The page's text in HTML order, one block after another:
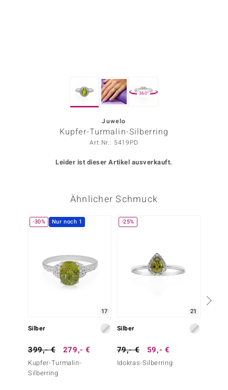
BY DE MELO
360°
Juwelo
Kupfer-Turmalin-Silberring
Art.Nr.: 5419PD
Leider ist dieser Artikel ausverkauft.
Ähnlicher Schmuck
-30% Nur noch 1
17
Silber
399,- € 279,- €
Kupfer-Turmalin-
Silberring
-25%
21
Silber
79,- € 59,- €
Idokras-Silberring